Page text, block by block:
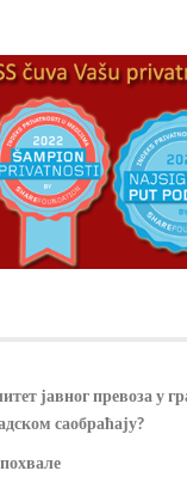
јавног превоза у
саобраћају?